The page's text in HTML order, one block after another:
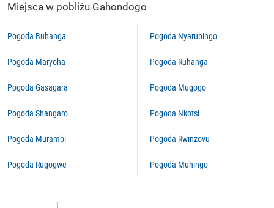
Miejsca w pobliżu Gahondogo
Pogoda Buhanga
Pogoda Maryoha
Pogoda Gasagara
Pogoda Shangaro
Pogoda Murambi
Pogoda Rugogwe
Pogoda Nyarubingo
Pogoda Ruhanga
Pogoda Mugogo
Pogoda Nkotsi
Pogoda Rwinzovu
Pogoda Muhingo